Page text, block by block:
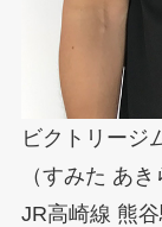
ビクトリー
（すみた あ
JR高崎線 熊